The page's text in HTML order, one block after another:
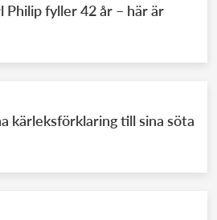
Philip fyller 42 år – här är
kärleksförklaring till sina söta